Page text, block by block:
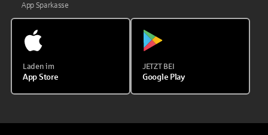
App Sparkasse
Laden im
App Store
JETZT BEI
Google Play